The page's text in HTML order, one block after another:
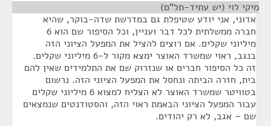
מיקי לוי (יש עתיד-תל"ם)
אדוני, אני יודע שטיפלת גם במדרשת שדה-בוקר, שהיא
חברה ממשלתית לכל דבר ועניין, וכל הסיפור שם הוא 6
מיליוני שקלים. אם רוצים להציל את המפעל הציוני הזה
בנגב, ראוי שמשרד האוצר ימצא מקור ל-6 מיליוני שקלים.
זה כל הסיפור חברים או שנזרוק שם את התלמידים שאין להם
בית, חזרה הביתה ונחסל את המפעל הציוני הזה. נרשום
בטוויטר שמשרד האוצר לא הצליח למצוא 6 מיליוני שקלים
עבור המפעל הציוני הבאמת ראוי הזה, והסטודנטים שנמצאים
שם – אגב, לא רק יהודים.